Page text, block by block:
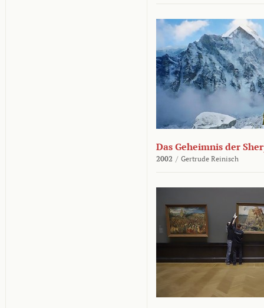
Das Geheimnis der
2002 / Gertrude Reinisch